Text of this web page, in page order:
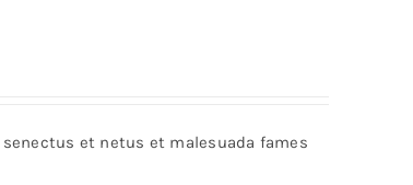
et netus et malesuada fames